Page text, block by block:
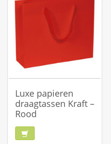
Luxe papieren
draagtassen Kraft –
Rood